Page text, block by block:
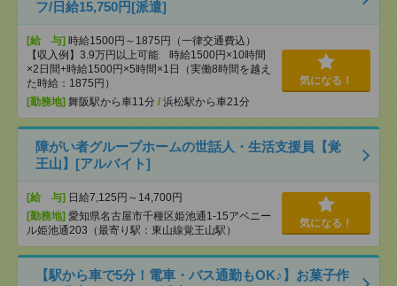
フ/日給15,750円[派遣]
[給 与] 時給1500円～1875円（一律交通費込）
【収入例】3.9万円以上可能 時給1500円×10時間
×2日間+時給1500円×5時間×1日（実働8時間を越え
た時給：1875円）
[勤務地] 舞阪駅から車11分 / 浜松駅から車21分
気になる！
障がい者グループホームの世話人・生活支援員【覚
王山】[アルバイト]
[給 与] 日給7,125円～14,700円
[勤務地] 愛知県名古屋市千種区姫池通1-15アベニー
ル姫池通203（最寄り駅：東山線覚王山駅）
気になる！
【駅から車で5分！電車・バス通勤もOK♪】お菓子作